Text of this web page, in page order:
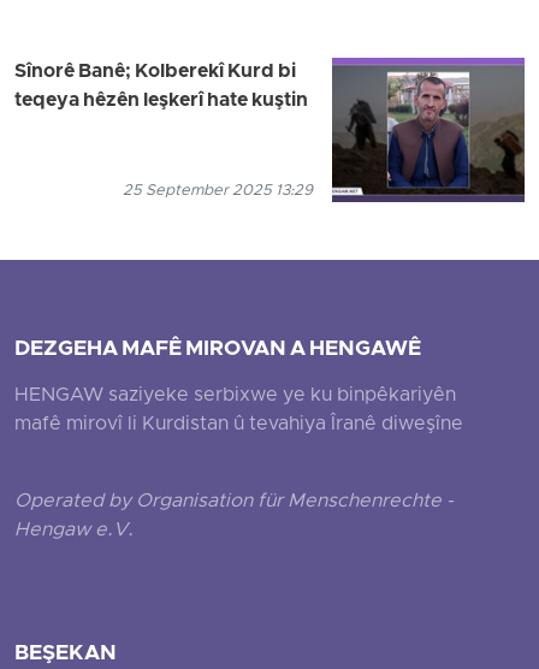
Sînorê Banê; Kolberekî Kurd bi
teqeya hêzên leşkerî hate kuştin
25 September 2025 13:29
DEZGEHA MAFÊ MIROVAN A HENGAWÊ
HENGAW saziyeke serbixwe ye ku binpêkariyên
mafê mirovî li Kurdistan û tevahiya Îranê diweşîne
Operated by Organisation für Menschenrechte -
Hengaw e.V.
BEŞEKAN